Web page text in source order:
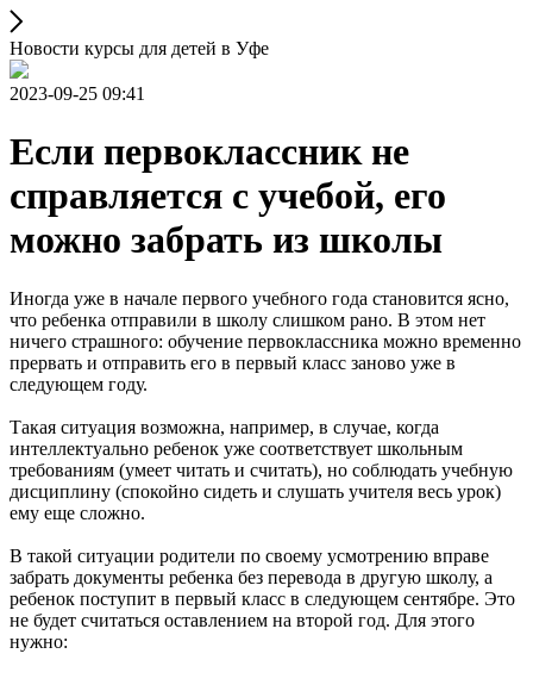
Новости курсы для детей в Уфе
2023-09-25 09:41
Если первоклассник не
справляется с учебой, его
можно забрать из школы
Иногда уже в начале первого учебного года становится ясно,
что ребенка отправили в школу слишком рано. В этом нет
ничего страшного: обучение первоклассника можно временно
прервать и отправить его в первый класс заново уже в
следующем году.
Такая ситуация возможна, например, в случае, когда
интеллектуально ребенок уже соответствует школьным
требованиям (умеет читать и считать), но соблюдать учебную
дисциплину (спокойно сидеть и слушать учителя весь урок)
ему еще сложно.
В такой ситуации родители по своему усмотрению вправе
забрать документы ребенка без перевода в другую школу, а
ребенок поступит в первый класс в следующем сентябре. Это
не будет считаться оставлением на второй год. Для этого
нужно: